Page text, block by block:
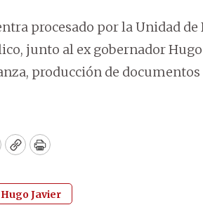
procesado por la Unidad
junto al ex gobernador
producción de
CopyPrint
Hugo Javier